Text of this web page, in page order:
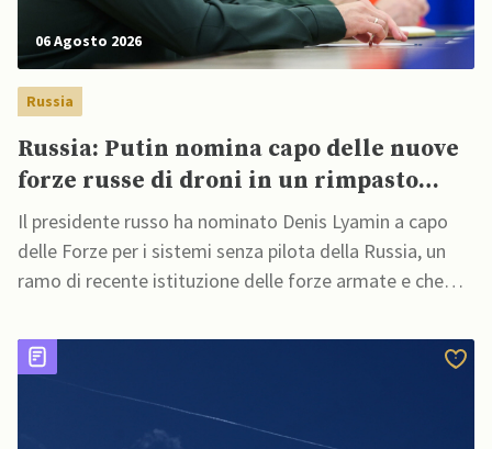
06 Agosto 2026
Russia
Russia: Putin nomina capo delle nuove
forze russe di droni in un rimpasto
militare
Il presidente russo ha nominato Denis Lyamin a capo
delle Forze per i sistemi senza pilota della Russia, un
ramo di recente istituzione delle forze armate e che